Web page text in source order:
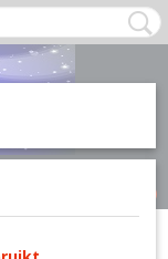
(0)
Taro Pyjama Sarah.